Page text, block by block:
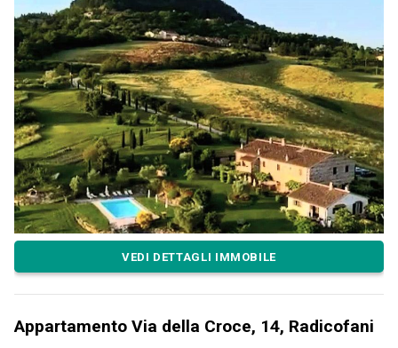
VEDI DETTAGLI IMMOBILE
Appartamento Via della Croce, 14, Radicofani